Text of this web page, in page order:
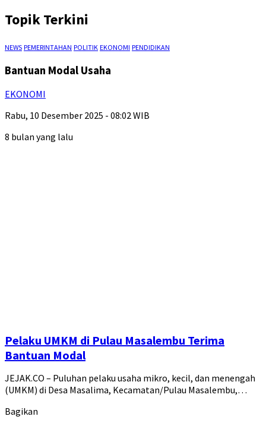
Topik Terkini
NEWS PEMERINTAHAN POLITIK EKONOMI PENDIDIKAN
Bantuan Modal Usaha
EKONOMI
Rabu, 10 Desember 2025 - 08:02 WIB
8 bulan yang lalu
Pelaku UMKM di Pulau Masalembu Terima
Bantuan Modal
JEJAK.CO – Puluhan pelaku usaha mikro, kecil, dan menengah
(UMKM) di Desa Masalima, Kecamatan/Pulau Masalembu,…
Bagikan